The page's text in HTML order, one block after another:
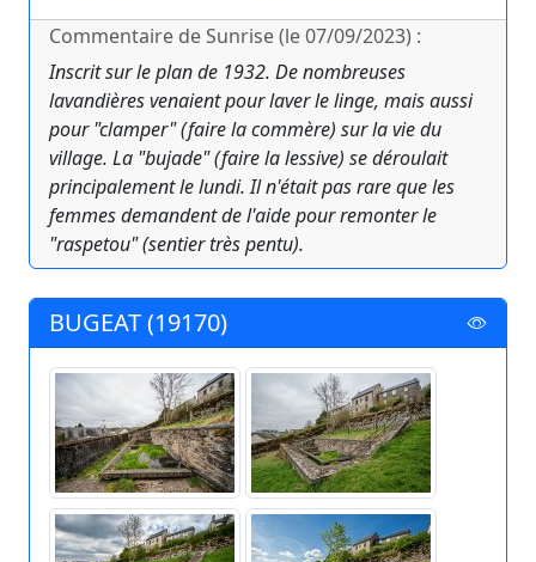
Commentaire de Sunrise (le 07/09/2023) :
Inscrit sur le plan de 1932. De nombreuses
lavandières venaient pour laver le linge, mais aussi
pour "clamper" (faire la commère) sur la vie du
village. La "bujade" (faire la lessive) se déroulait
principalement le lundi. Il n'était pas rare que les
femmes demandent de l'aide pour remonter le
"raspetou" (sentier très pentu).
BUGEAT (19170)